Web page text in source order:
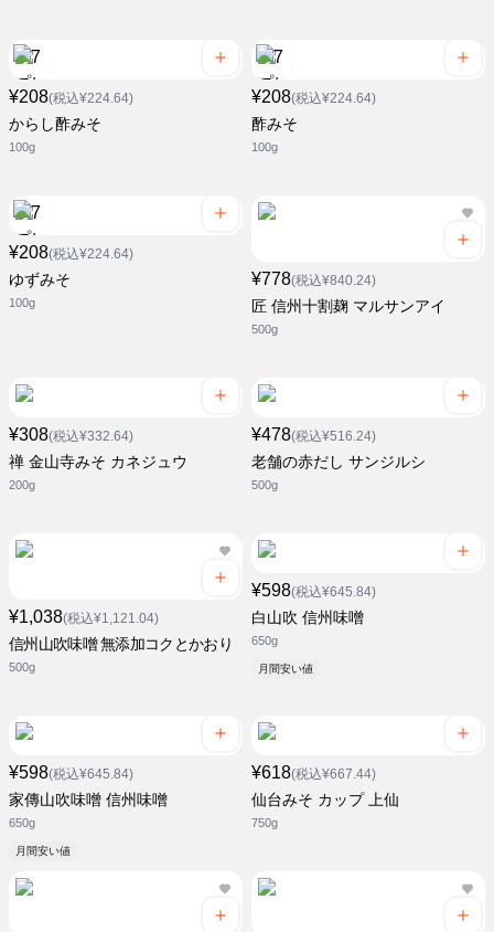
¥208(税込¥224.64)
からし酢みそ
100g
¥208(税込¥224.64)
酢みそ
100g
¥208(税込¥224.64)
ゆずみそ
100g
¥778(税込¥840.24)
匠 信州十割麹 マルサンアイ
500g
¥308(税込¥332.64)
禅 金山寺みそ カネジュウ
200g
¥478(税込¥516.24)
老舗の赤だし サンジルシ
500g
¥1,038(税込¥1,121.04)
信州山吹味噌 無添加コクとかおり
500g
¥598(税込¥645.84)
白山吹 信州味噌
650g
月間安い値
¥598(税込¥645.84)
家傳山吹味噌 信州味噌
650g
月間安い値
¥618(税込¥667.44)
仙台みそ カップ 上仙
750g